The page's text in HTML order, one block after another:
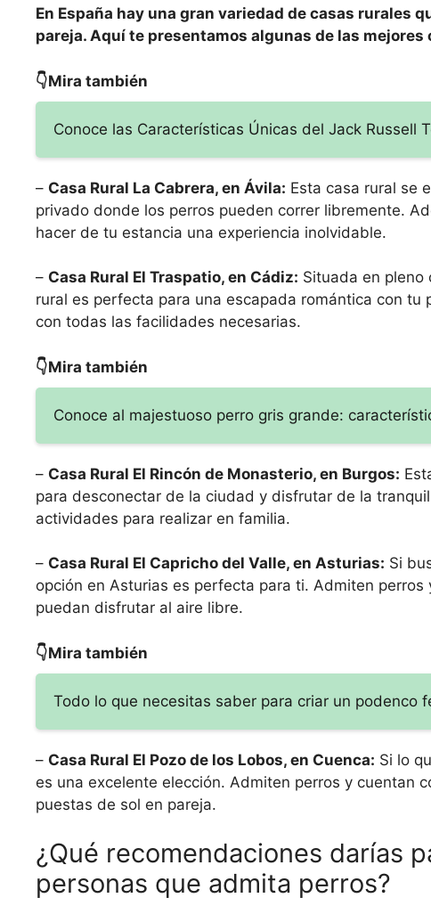
En España hay una gran variedad de casas rurales
pareja. Aquí te presentamos algunas de las mejores
👇Mira también
Conoce las Características Únicas del Jack Russell
– Casa Rural La Cabrera, en Ávila: Esta casa rural se
privado donde los perros pueden correr libremente.
hacer de tu estancia una experiencia inolvidable.
– Casa Rural El Traspatio, en Cádiz: Situada en pleno
rural es perfecta para una escapada romántica con
con todas las facilidades necesarias.
👇Mira también
Conoce al majestuoso perro gris grande:
– Casa Rural El Rincón de Monasterio, en Burgos:
para desconectar de la ciudad y disfrutar de la
actividades para realizar en familia.
– Casa Rural El Capricho del Valle, en Asturias: Si
opción en Asturias es perfecta para ti. Admiten
puedan disfrutar al aire libre.
👇Mira también
Todo lo que necesitas saber para criar un podenco
– Casa Rural El Pozo de los Lobos, en Cuenca: Si lo
es una excelente elección. Admiten perros y cuentan
puestas de sol en pareja.
¿Qué recomendaciones darías
personas que admita perros?